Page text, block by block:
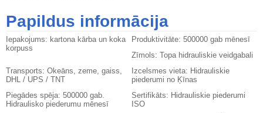
Papildus informācija
Iepakojums: kartona kārba un koka
korpuss
Produktivitāte: 500000 gab mēnesī
Zīmols: Topa hidrauliskie veidgabali
Transports: Okeāns, zeme, gaiss,
DHL / UPS / TNT
Izcelsmes vieta: Hidrauliskie
piederumi no Ķīnas
Piegādes spēja: 500000 gab.
Hidraulisko piederumu mēnesī
Sertifikāts: Hidrauliskie piederumi
ISO